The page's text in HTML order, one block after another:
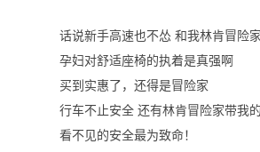
话说新手高速也不怂 和我林肯冒险
孕妇对舒适座椅的执着是真强啊
买到实惠了，还得是冒险家
行车不止安全 还有林肯冒险家带我
看不见的安全最为致命！